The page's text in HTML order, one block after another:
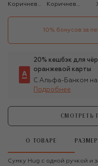
Коричневый Коричневый
10% бонусов за
20% кешбэк для
оранжевой карты
С Альфа-Банком
Подробнее
СМОТРЕТЬ
О ТОВАРЕ
Сумку Hug с одной ручкой и